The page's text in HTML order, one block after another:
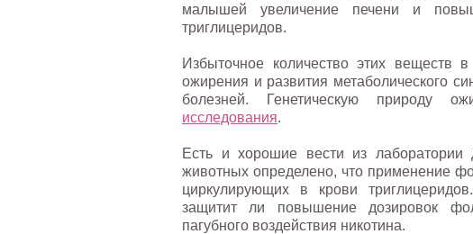
малышей увеличение печени и
триглицеридов.
Избыточное количество этих веществ
ожирения и развития метаболического
болезней. Генетическую природу
исследования.
Есть и хорошие вести из лаборатории
животных определено, что применение
циркулирующих в крови
защитит ли повышение дозировок
пагубного воздействия никотина.